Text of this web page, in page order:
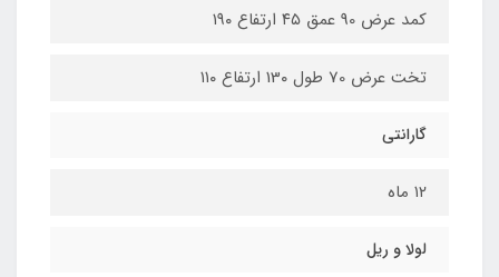
کمد عرض 90 عمق ۴۵ ارتفاع ۱۹۰
تخت عرض 70 طول 13۰ ارتفاع ۱۱۰
گارانتی
۱۲ ماه
لولا و ریل